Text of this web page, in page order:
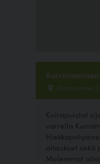
Kurranummi,
Koirapuistot
varrella
aitaukset sekä
Molemmat